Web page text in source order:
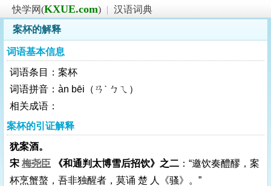
快学网(KXUE.com) | 汉语词典
案杯的解释
词语基本信息
词语条目：案杯
词语拼音：àn bēi（ㄢˋ ㄅㄟ）
相关成语：
案杯的引证解释
犹案酒。
宋 梅尧臣 《和通判太博雪后招饮》之二 ：“邀饮奏醴醪，案
杯烹蟹螯，吾非独醒者，莫诵 楚 人《骚》。”